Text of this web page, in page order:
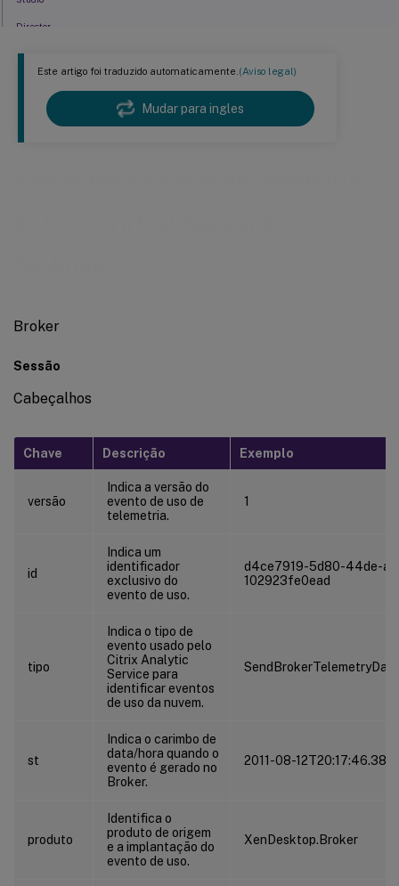
Este artigo foi traduzido automaticamente.(Aviso legal)
Mudar para ingles
Broker
Sessão
Cabeçalhos
Chave Descrição Exemplo
versão
Indica a versão do
evento de uso de
telemetria.
1
id
Indica um
identificador
exclusivo do
evento de uso.
d4ce7919-5d80-44de-
102923fe0ead
tipo
Indica o tipo de
evento usado pelo
Citrix Analytic
Service para
identificar eventos
de uso da nuvem.
SendBrokerTelemetryData
st
Indica o carimbo de
data/hora quando o
evento é gerado no
Broker.
2011-08-
produto
Identifica o
produto de origem
e a implantação do
evento de uso.
XenDesktop.Broker
Director
Administrador Delegado
Embaralhar dados de telemetria de licenciamento